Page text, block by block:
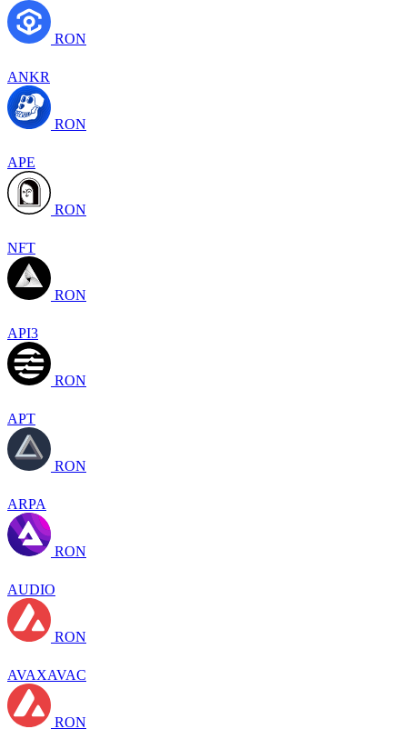
RON
ANKR
RON
APE
RON
NFT
RON
API3
RON
APT
RON
ARPA
RON
AUDIO
RON
AVAXAVAC
RON